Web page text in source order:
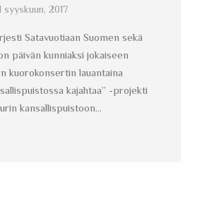
1 syyskuun, 2017
Satavuotiaan Suomen sekä
päivän kunniaksi jokaiseen
kuorokonsertin lauantaina
kajahtaa” -projekti
kansallispuistoon…